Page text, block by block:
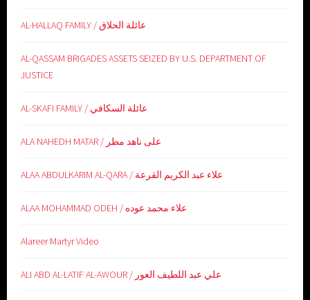
AL-HALLAQ FAMILY / عائلة الحلاق
AL-QASSAM BRIGADES ASSETS SEIZED BY U.S. DEPARTMENT OF
JUSTICE
AL-SKAFI FAMILY / عائلة السكافي
ALA NAHEDH MATAR / على ناهد مطر
ALAA ABDULKARIM AL-QARA / علاء عبد الكريم القرعة
ALAA MOHAMMAD ODEH / علاء محمد عوده
Alareer Martyr Video
ALI ABD AL-LATIF AL-AWOUR / علي عبد اللطيف العور